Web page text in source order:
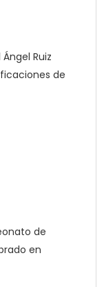
Ruiz
de
de
en